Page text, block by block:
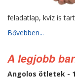
feladatlap, kvíz is
Bővebben...
A legjobb
Angolos ötletek -